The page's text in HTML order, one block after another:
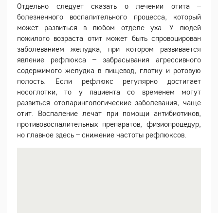
Отдельно следует сказать о лечении отита –
болезненного воспалительного процесса, который
может развиться в любом отделе уха. У людей
пожилого возраста отит может быть спровоцирован
заболеванием желудка, при котором развивается
явление рефлюкса – забрасывания агрессивного
содержимого желудка в пищевод, глотку и ротовую
полость. Если рефлюкс регулярно достигает
носоглотки, то у пациента со временем могут
развиться отоларингологические заболевания, чаще
отит. Воспаление лечат при помощи антибиотиков,
противовоспалительных препаратов, физиопроцедур,
но главное здесь – снижение частоты рефлюксов.